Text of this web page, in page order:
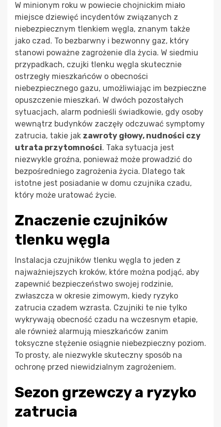
W minionym roku w powiecie chojnickim miało
miejsce dziewięć incydentów związanych z
niebezpiecznym tlenkiem węgla, znanym także
jako czad. To bezbarwny i bezwonny gaz, który
stanowi poważne zagrożenie dla życia. W siedmiu
przypadkach, czujki tlenku węgla skutecznie
ostrzegły mieszkańców o obecności
niebezpiecznego gazu, umożliwiając im bezpieczne
opuszczenie mieszkań. W dwóch pozostałych
sytuacjach, alarm podnieśli świadkowie, gdy osoby
wewnątrz budynków zaczęły odczuwać symptomy
zatrucia, takie jak zawroty głowy, nudności czy
utrata przytomności. Taka sytuacja jest
niezwykle groźna, ponieważ może prowadzić do
bezpośredniego zagrożenia życia. Dlatego tak
istotne jest posiadanie w domu czujnika czadu,
który może uratować życie.
Znaczenie czujników
tlenku węgla
Instalacja czujników tlenku węgla to jeden z
najważniejszych kroków, które można podjąć, aby
zapewnić bezpieczeństwo swojej rodzinie,
zwłaszcza w okresie zimowym, kiedy ryzyko
zatrucia czadem wzrasta. Czujniki te nie tylko
wykrywają obecność czadu na wczesnym etapie,
ale również alarmują mieszkańców zanim
toksyczne stężenie osiągnie niebezpieczny poziom.
To prosty, ale niezwykle skuteczny sposób na
ochronę przed niewidzialnym zagrożeniem.
Sezon grzewczy a ryzyko
zatrucia